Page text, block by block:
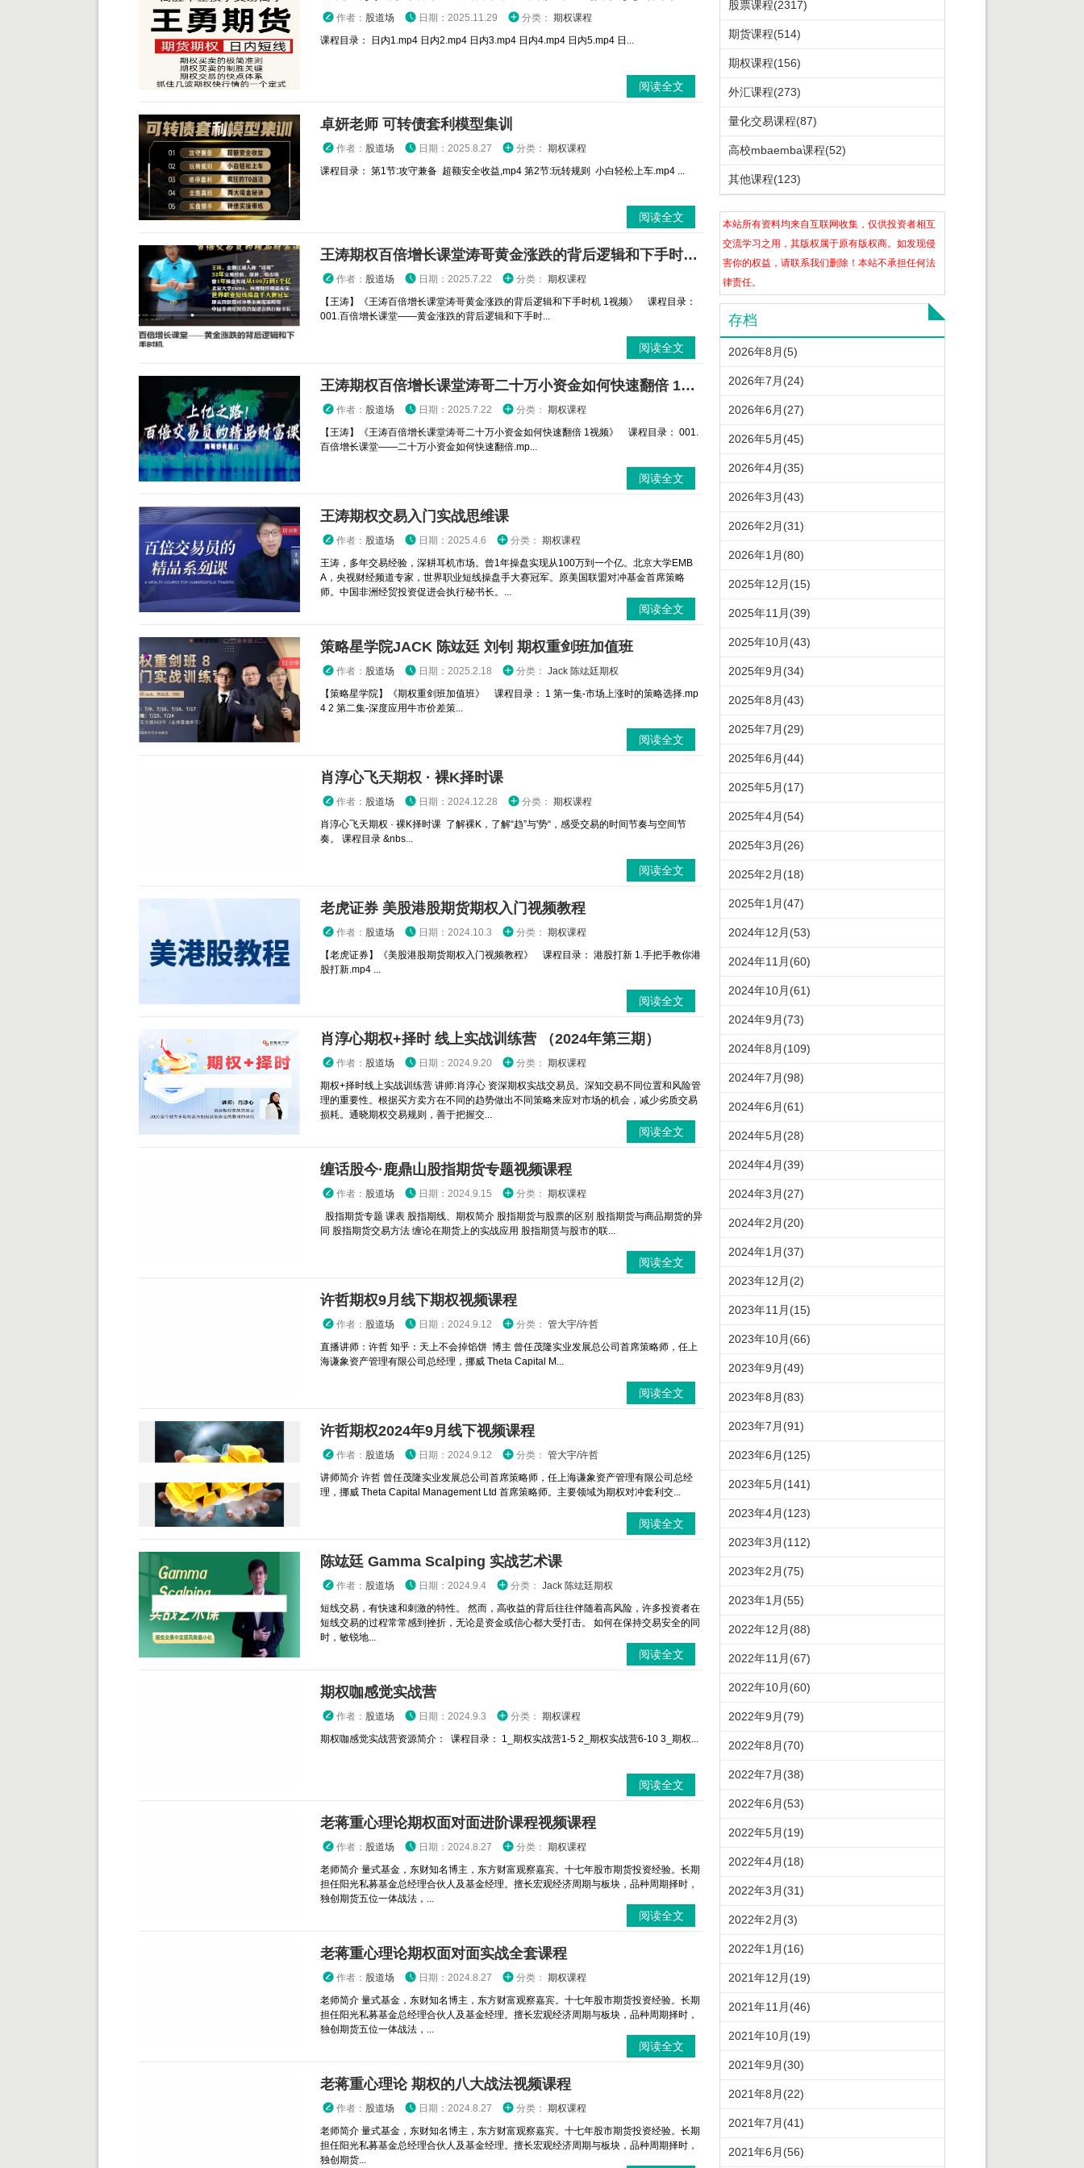
作者： 股道场 日期：2025.11.29 分类： 期权课程
课程目录： 日内1.mp4 日内2.mp4 日内3.mp4 日内4.mp4 日内5.mp4 日...
阅读全文
卓妍老师 可转债套利模型集训
作者： 股道场 日期：2025.8.27 分类： 期权课程
课程目录： 第1节:攻守兼备 超额安全收益,mp4 第2节:玩转规则 小白轻松上车.mp4 ...
阅读全文
王涛期权百倍增长课堂涛哥黄金涨跌的背后逻辑和下手时机 1视频
作者： 股道场 日期：2025.7.22 分类： 期权课程
【王涛】《王涛百倍增长课堂涛哥黄金涨跌的背后逻辑和下手时机 1视频》 课程目录：
001.百倍增长课堂——黄金涨跌的背后逻辑和下手时...
阅读全文
王涛期权百倍增长课堂涛哥二十万小资金如何快速翻倍 1视频
作者： 股道场 日期：2025.7.22 分类： 期权课程
【王涛】《王涛百倍增长课堂涛哥二十万小资金如何快速翻倍 1视频》 课程目录： 001.
百倍增长课堂——二十万小资金如何快速翻倍.mp...
阅读全文
王涛期权交易入门实战思维课
作者： 股道场 日期：2025.4.6 分类： 期权课程
王涛，多年交易经验，深耕耳机市场。曾1年操盘实现从100万到一个亿。北京大学EMB
A，央视财经频道专家，世界职业短线操盘手大赛冠军。原美国联盟对冲基金首席策略
师。中国非洲经贸投资促进会执行秘书长。...
阅读全文
策略星学院JACK 陈竑廷 刘钊 期权重剑班加值班
作者： 股道场 日期：2025.2.18 分类： Jack 陈竑廷期权
【策略星学院】《期权重剑班加值班》 课程目录： 1 第一集-市场上涨时的策略选择.mp
4 2 第二集-深度应用牛市价差策...
阅读全文
肖淳心飞天期权 · 裸K择时课
作者： 股道场 日期：2024.12.28 分类： 期权课程
肖淳心飞天期权 · 裸K择时课 了解裸K，了解“趋”与'势“，感受交易的时间节奏与空间节
奏。 课程目录 &nbs...
阅读全文
老虎证券 美股港股期货期权入门视频教程
作者： 股道场 日期：2024.10.3 分类： 期权课程
【老虎证券】《美股港股期货期权入门视频教程》 课程目录： 港股打新 1.手把手教你港
股打新.mp4 ...
阅读全文
肖淳心期权+择时 线上实战训练营 （2024年第三期）
作者： 股道场 日期：2024.9.20 分类： 期权课程
期权+择时线上实战训练营 讲师:肖淳心 资深期权实战交易员。深知交易不同位置和风险管
理的重要性。根据买方卖方在不同的趋势做出不同策略来应对市场的机会，减少劣质交易
损耗。通晓期权交易规则，善于把握交...
阅读全文
缠话股今·鹿鼎山股指期货专题视频课程
作者： 股道场 日期：2024.9.15 分类： 期权课程
股指期货专题 课表 股指期线、期权简介 股指期货与股票的区别 股指期货与商品期货的异
同 股指期货交易方法 缠论在期货上的实战应用 股指期赁与股市的联...
阅读全文
许哲期权9月线下期权视频课程
作者： 股道场 日期：2024.9.12 分类： 管大宇/许哲
直播讲师：许哲 知乎：天上不会掉馅饼 博主 曾任茂隆实业发展总公司首席策略师，任上
海谦象资产管理有限公司总经理，挪威 Theta Capital M...
阅读全文
许哲期权2024年9月线下视频课程
作者： 股道场 日期：2024.9.12 分类： 管大宇/许哲
讲师简介 许哲 曾任茂隆实业发展总公司首席策略师，任上海谦象资产管理有限公司总经
理，挪威 Theta Capital Management Ltd 首席策略师。主要领域为期权对冲套利交...
阅读全文
陈竑廷 Gamma Scalping 实战艺术课
作者： 股道场 日期：2024.9.4 分类： Jack 陈竑廷期权
短线交易，有快速和刺激的特性。 然而，高收益的背后往往伴随着高风险，许多投资者在
短线交易的过程常常感到挫折，无论是资金或信心都大受打击。 如何在保持交易安全的同
时，敏锐地...
阅读全文
期权咖感觉实战营
作者： 股道场 日期：2024.9.3 分类： 期权课程
期权咖感觉实战营资源简介： 课程目录： 1_期权实战营1-5 2_期权实战营6-10 3_期权...
阅读全文
老蒋重心理论期权面对面进阶课程视频课程
作者： 股道场 日期：2024.8.27 分类： 期权课程
老师简介 量式基金，东财知名博主，东方财富观察嘉宾。十七年股市期货投资经验。长期
担任阳光私募基金总经理合伙人及基金经理。擅长宏观经济周期与板块，品种周期择时，
独创期货五位一体战法，...
阅读全文
老蒋重心理论期权面对面实战全套课程
作者： 股道场 日期：2024.8.27 分类： 期权课程
老师简介 量式基金，东财知名博主，东方财富观察嘉宾。十七年股市期货投资经验。长期
担任阳光私募基金总经理合伙人及基金经理。擅长宏观经济周期与板块，品种周期择时，
独创期货五位一体战法，...
阅读全文
老蒋重心理论 期权的八大战法视频课程
作者： 股道场 日期：2024.8.27 分类： 期权课程
老师简介 量式基金，东财知名博主，东方财富观察嘉宾。十七年股市期货投资经验。长期
担任阳光私募基金总经理合伙人及基金经理。擅长宏观经济周期与板块，品种周期择时，
独创期货...
股票课程(2317)
期货课程(514)
期权课程(156)
外汇课程(273)
量化交易课程(87)
高校mbaemba课程(52)
其他课程(123)
本站所有资料均来自互联网收集，仅供投资者相互
交流学习之用，其版权属于原有版权商。如发现侵
害你的权益，请联系我们删除！本站不承担任何法
律责任。
存档
2026年8月(5)
2026年7月(24)
2026年6月(27)
2026年5月(45)
2026年4月(35)
2026年3月(43)
2026年2月(31)
2026年1月(80)
2025年12月(15)
2025年11月(39)
2025年10月(43)
2025年9月(34)
2025年8月(43)
2025年7月(29)
2025年6月(44)
2025年5月(17)
2025年4月(54)
2025年3月(26)
2025年2月(18)
2025年1月(47)
2024年12月(53)
2024年11月(60)
2024年10月(61)
2024年9月(73)
2024年8月(109)
2024年7月(98)
2024年6月(61)
2024年5月(28)
2024年4月(39)
2024年3月(27)
2024年2月(20)
2024年1月(37)
2023年12月(2)
2023年11月(15)
2023年10月(66)
2023年9月(49)
2023年8月(83)
2023年7月(91)
2023年6月(125)
2023年5月(141)
2023年4月(123)
2023年3月(112)
2023年2月(75)
2023年1月(55)
2022年12月(88)
2022年11月(67)
2022年10月(60)
2022年9月(79)
2022年8月(70)
2022年7月(38)
2022年6月(53)
2022年5月(19)
2022年4月(18)
2022年3月(31)
2022年2月(3)
2022年1月(16)
2021年12月(19)
2021年11月(46)
2021年10月(19)
2021年9月(30)
2021年8月(22)
2021年7月(41)
2021年6月(56)